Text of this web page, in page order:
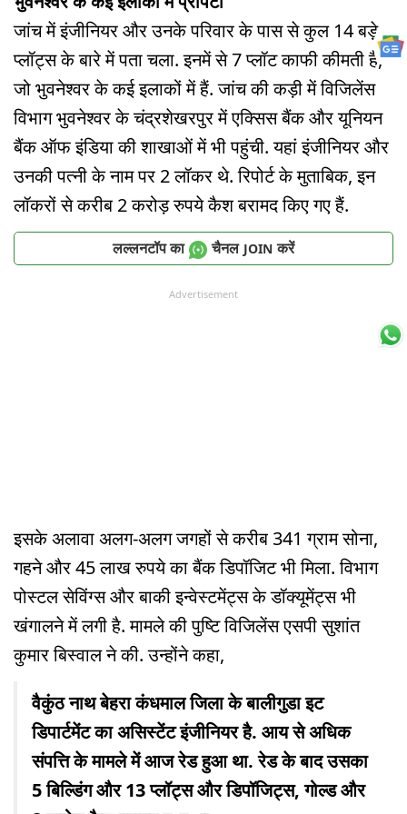
जांच में इंजीनियर और उनके परिवार के पास से कुल 14 बड़े
प्लॉट्स के बारे में पता चला. इनमें से 7 प्लॉट काफी कीमती हैं,
जो भुवनेश्वर के कई इलाकों में हैं. जांच की कड़ी में विजिलेंस
विभाग भुवनेश्वर के चंद्रशेखरपुर में एक्सिस बैंक और यूनियन
बैंक ऑफ इंडिया की शाखाओं में भी पहुंची. यहां इंजीनियर और
उनकी पत्नी के नाम पर 2 लॉकर थे. रिपोर्ट के मुताबिक, इन
लॉकरों से करीब 2 करोड़ रुपये कैश बरामद किए गए हैं.
लल्लनटॉप का चैनल JOIN करें
Advertisement
इसके अलावा अलग-अलग जगहों से करीब 341 ग्राम सोना,
गहने और 45 लाख रुपये का बैंक डिपॉजिट भी मिला. विभाग
पोस्टल सेविंग्स और बाकी इन्वेस्टमेंट्स के डॉक्यूमेंट्स भी
खंगालने में लगी है. मामले की पुष्टि विजिलेंस एसपी सुशांत
कुमार बिस्वाल ने की. उन्होंने कहा,
वैकुंठ नाथ बेहरा कंधमाल जिला के बालीगुडा इट
डिपार्टमेंट का असिस्टेंट इंजीनियर है. आय से अधिक
संपत्ति के मामले में आज रेड हुआ था. रेड के बाद उसका
5 बिल्डिंग और 13 प्लॉट्स और डिपॉजिट्स, गोल्ड और